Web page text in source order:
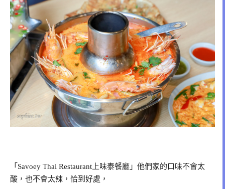
「Savoey Thai Restaurant上味泰餐廳」他們家的口味不會太
酸，也不會太辣，恰到好處，